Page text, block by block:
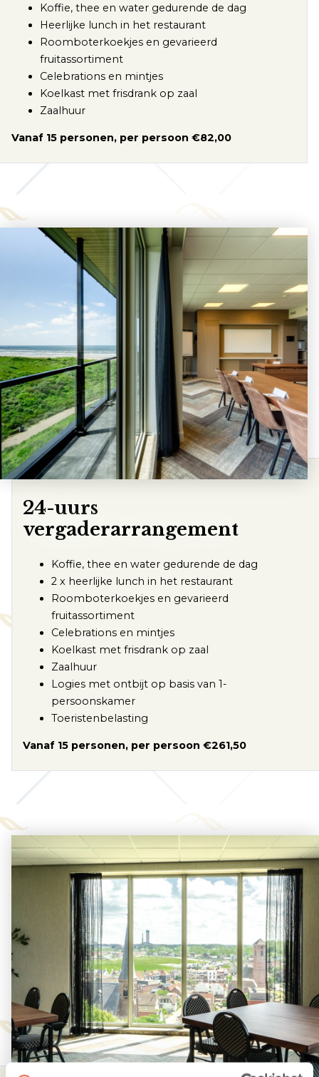
Koffie, thee en water gedurende de dag
Heerlijke lunch in het restaurant
Roomboterkoekjes en gevarieerd
fruitassortiment
Celebrations en mintjes
Koelkast met frisdrank op zaal
Zaalhuur
Vanaf 15 personen, per persoon €82,00
24-uurs
vergaderarrangement
Koffie, thee en water gedurende de dag
2 x heerlijke lunch in het restaurant
Roomboterkoekjes en gevarieerd
fruitassortiment
Celebrations en mintjes
Koelkast met frisdrank op zaal
Zaalhuur
Logies met ontbijt op basis van 1-
persoonskamer
Toeristenbelasting
Vanaf 15 personen, per persoon €261,50